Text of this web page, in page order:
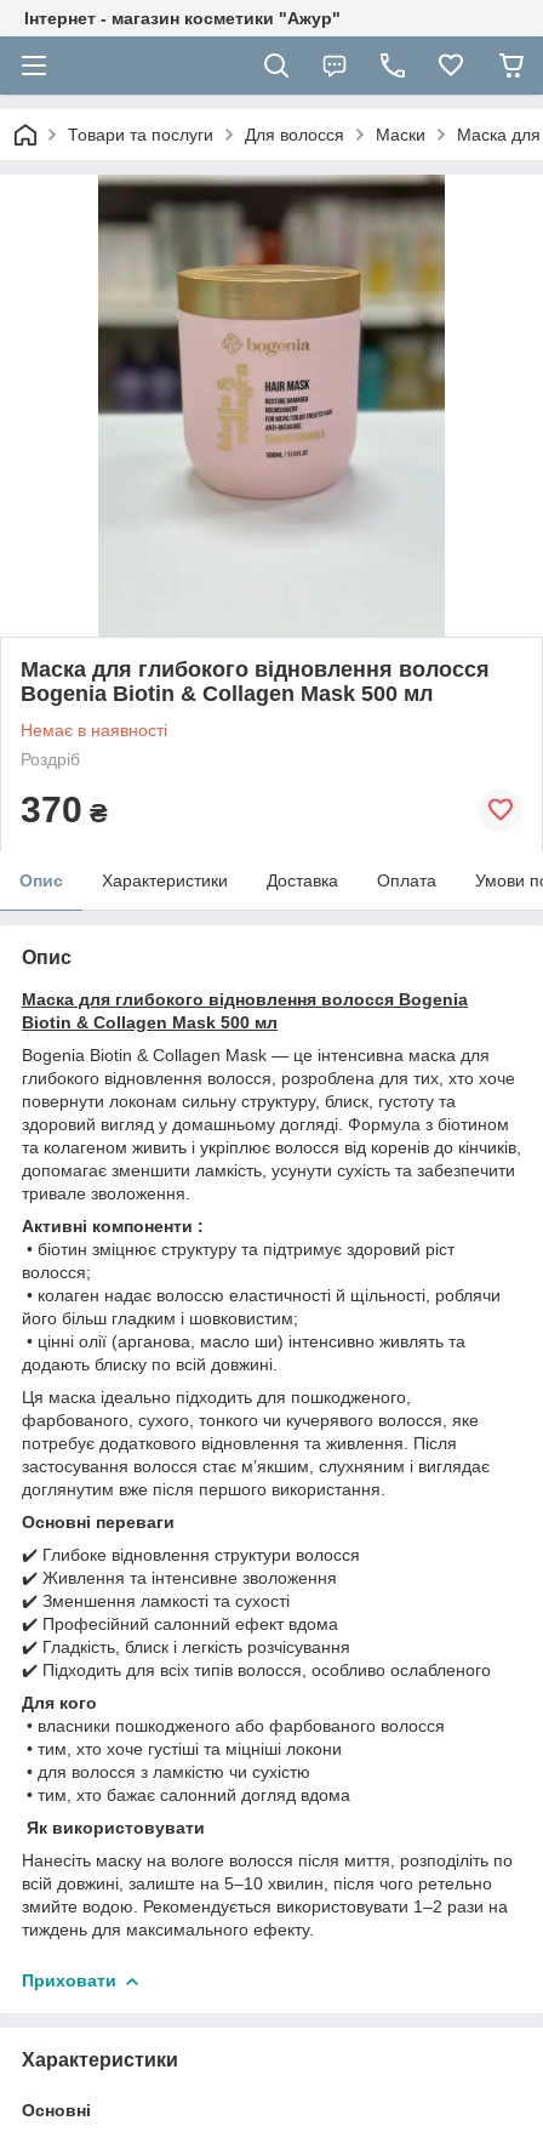
Інтернет - магазин косметики "Ажур"
Товари та послуги Для волосся Маски Маска для
Маска для глибокого відновлення волосся
Bogenia Biotin & Collagen Mask 500 мл
Немає в наявності
Роздріб
370 ₴
Опис Характеристики Доставка Оплата Умови
Опис
Маска для глибокого відновлення волосся Bogenia
Biotin & Collagen Mask 500 мл
Bogenia Biotin & Collagen Mask — це інтенсивна маска для
глибокого відновлення волосся, розроблена для тих, хто хоче
повернути локонам сильну структуру, блиск, густоту та
здоровий вигляд у домашньому догляді. Формула з біотином
та колагеном живить і укріплює волосся від коренів до кінчиків,
допомагає зменшити ламкість, усунути сухість та забезпечити
тривале зволоження.
Активні компоненти :
• біотин зміцнює структуру та підтримує здоровий ріст
волосся;
• колаген надає волоссю еластичності й щільності, роблячи
його більш гладким і шовковистим;
• цінні олії (арганова, масло ши) інтенсивно живлять та
додають блиску по всій довжині.
Ця маска ідеально підходить для пошкодженого,
фарбованого, сухого, тонкого чи кучерявого волосся, яке
потребує додаткового відновлення та живлення. Після
застосування волосся стає м’якшим, слухняним і виглядає
доглянутим вже після першого використання.
Основні переваги
✔️ Глибоке відновлення структури волосся
✔️ Живлення та інтенсивне зволоження
✔️ Зменшення ламкості та сухості
✔️ Професійний салонний ефект вдома
✔️ Гладкість, блиск і легкість розчісування
✔️ Підходить для всіх типів волосся, особливо ослабленого
Для кого
• власники пошкодженого або фарбованого волосся
• тим, хто хоче густіші та міцніші локони
• для волосся з ламкістю чи сухістю
• тим, хто бажає салонний догляд вдома
Як використовувати
Нанесіть маску на вологе волосся після миття, розподіліть по
всій довжині, залиште на 5–10 хвилин, після чого ретельно
змийте водою. Рекомендується використовувати 1–2 рази на
тиждень для максимального ефекту.
Приховати
Характеристики
Основні